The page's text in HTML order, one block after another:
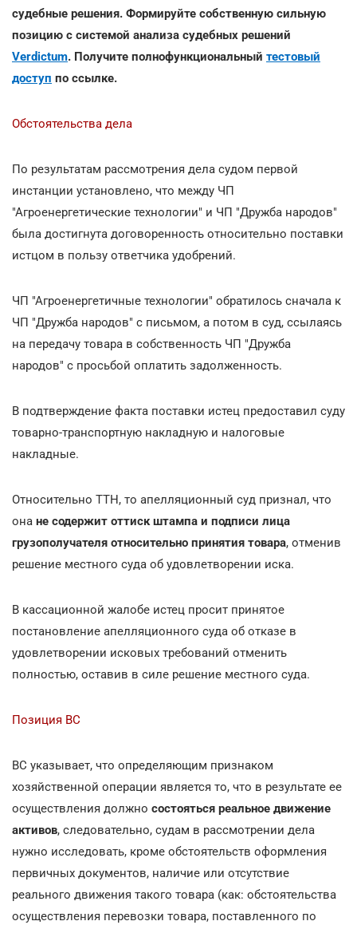
судебные решения. Формируйте собственную сильную
позицию с системой анализа судебных решений
Verdictum. Получите полнофункциональный тестовый
доступ по ссылке.
Обстоятельства дела
По результатам рассмотрения дела судом первой
инстанции установлено, что между ЧП
"Агроенергетические технологии" и ЧП "Дружба народов"
была достигнута договоренность относительно поставки
истцом в пользу ответчика удобрений.
ЧП "Агроенергетичные технологии" обратилось сначала к
ЧП "Дружба народов" с письмом, а потом в суд, ссылаясь
на передачу товара в собственность ЧП "Дружба
народов" с просьбой оплатить задолженность.
В подтверждение факта поставки истец предоставил суду
товарно-транспортную накладную и налоговые
накладные.
Относительно ТТН, то апелляционный суд признал, что
она не содержит оттиск штампа и подписи лица
грузополучателя относительно принятия товара, отменив
решение местного суда об удовлетворении иска.
В кассационной жалобе истец просит принятое
постановление апелляционного суда об отказе в
удовлетворении исковых требований отменить
полностью, оставив в силе решение местного суда.
Позиция ВС
ВС указывает, что определяющим признаком
хозяйственной операции является то, что в результате ее
осуществления должно состояться реальное движение
активов, следовательно, судам в рассмотрении дела
нужно исследовать, кроме обстоятельств оформления
первичных документов, наличие или отсутствие
реального движения такого товара (как: обстоятельства
осуществления перевозки товара, поставленного по